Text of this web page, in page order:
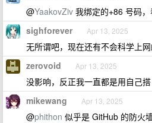
@YaakovZiv 我绑定的+86 号码
sighforever Apr 13, 2025
无所谓吧，现在还有不会科学上
zerovoid Apr 13, 2025
没影响，反正我一直都是用自己搭
mikewang Apr 13, 2025
@phithon 似乎是 GitHub 的防火